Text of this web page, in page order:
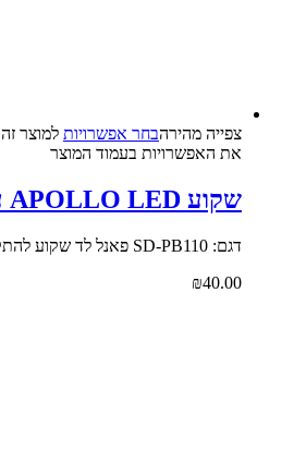
צפייה‬ ‫מהירה‬בחר אפשרויות למוצר
את האפשרויות בעמוד המוצר
שקוע APOLLO LED עגול לתקרת גבס
דגם: SD-PB110 פאנל לד שקוע להתקנה קלה
₪40.00